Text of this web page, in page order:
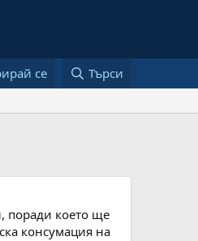
се Търси
поради което ще
консумация на